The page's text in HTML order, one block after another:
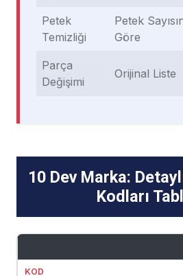
Petek
Temizliği
Petek
Göre
Parça
Değişimi
Orijinal Liste
10 Dev Marka:
Kodları